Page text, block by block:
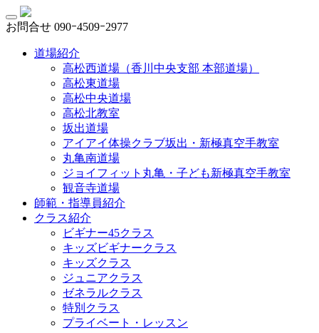
お問合せ 090ｰ4509ｰ2977
道場紹介
高松西道場（香川中央支部 本部道場）
高松東道場
高松中央道場
高松北教室
坂出道場
アイアイ体操クラブ坂出・新極真空手教室
丸亀南道場
ジョイフィット丸亀・子ども新極真空手教室
観音寺道場
師範・指導員紹介
クラス紹介
ビギナー45クラス
キッズビギナークラス
キッズクラス
ジュニアクラス
ゼネラルクラス
特別クラス
プライベート・レッスン